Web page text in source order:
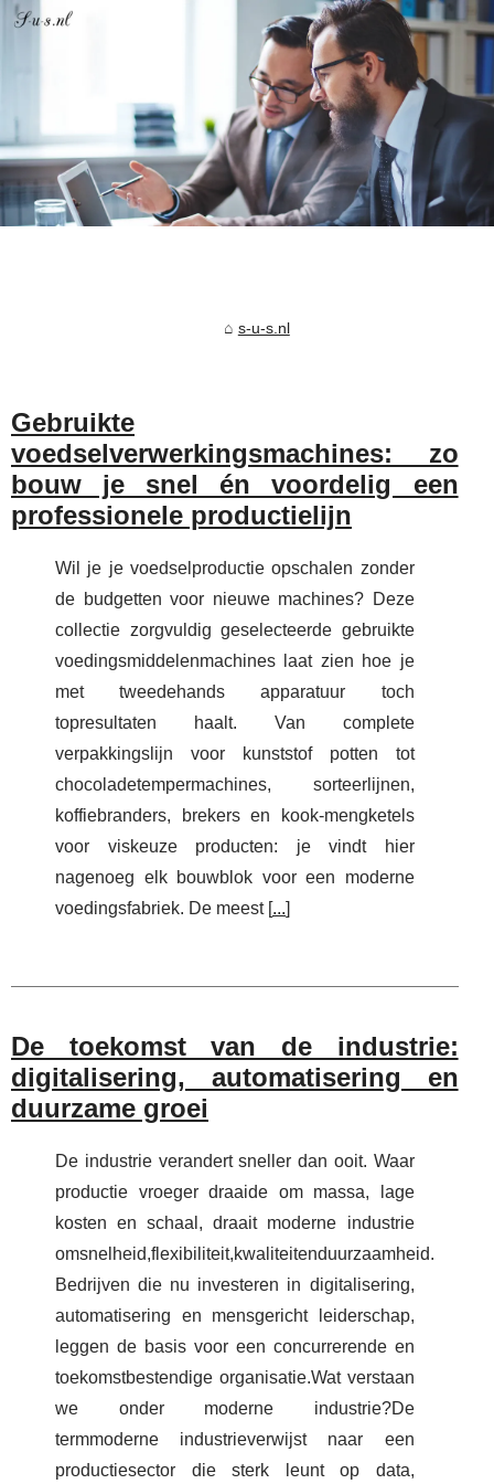
s-u-s.nl
Gebruikte
voedselverwerkingsmachines: zo
bouw je snel én voordelig een
professionele productielijn
Wil je je voedselproductie opschalen zonder
de budgetten voor nieuwe machines? Deze
collectie zorgvuldig geselecteerde gebruikte
voedingsmiddelenmachines laat zien hoe je
met tweedehands apparatuur toch
topresultaten haalt. Van complete
verpakkingslijn voor kunststof potten tot
chocoladetempermachines, sorteerlijnen,
koffiebranders, brekers en kook‑mengketels
voor viskeuze producten: je vindt hier
nagenoeg elk bouwblok voor een moderne
voedingsfabriek. De meest [...]
De toekomst van de industrie:
digitalisering, automatisering en
duurzame groei
De industrie verandert sneller dan ooit. Waar
productie vroeger draaide om massa, lage
kosten en schaal, draait moderne industrie
omsnelheid,flexibiliteit,kwaliteitenduurzaamheid.
Bedrijven die nu investeren in digitalisering,
automatisering en mensgericht leiderschap,
leggen de basis voor een concurrerende en
toekomstbestendige organisatie.Wat verstaan
we onder moderne industrie?De
termmoderne industrieverwijst naar een
productiesector die sterk leunt op data,